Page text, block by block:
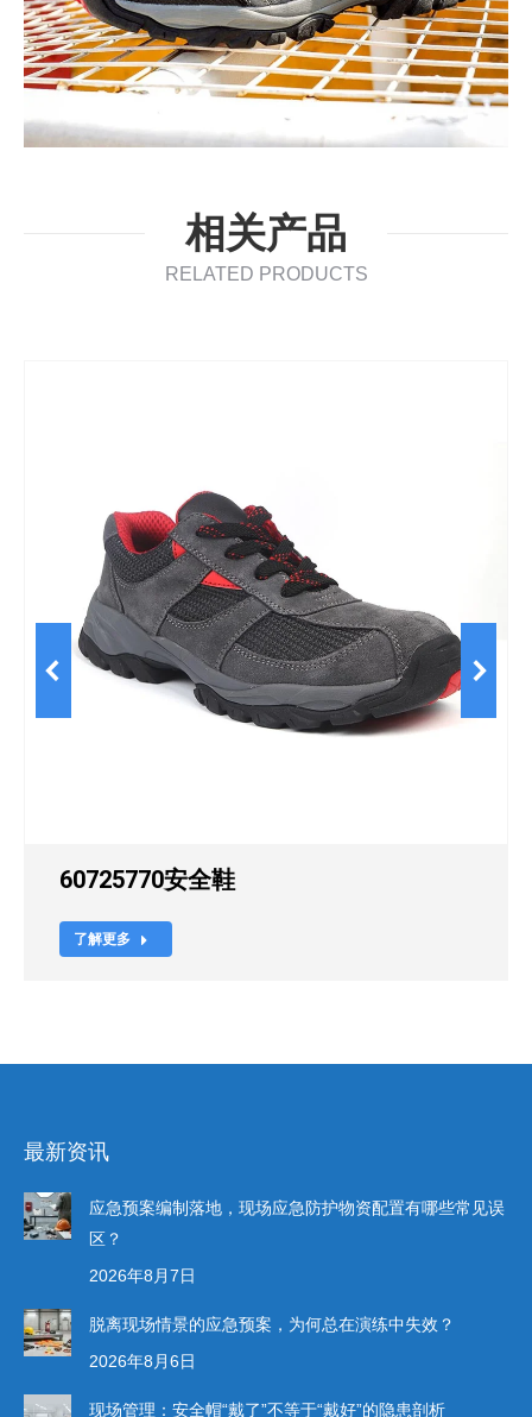
相关产品
RELATED PRODUCTS
60725770安全鞋
了解更多
最新资讯
应急预案编制落地，现场应急防护物资配置有哪些常见误
区？
2026年8月7日
脱离现场情景的应急预案，为何总在演练中失效？
2026年8月6日
现场管理：安全帽“戴了”不等于“戴好”的隐患剖析